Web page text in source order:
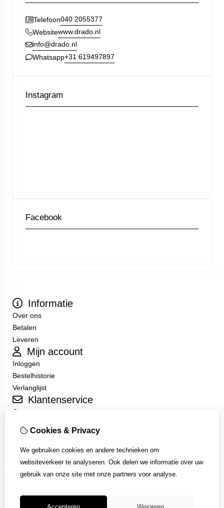
Telefoon040 2055377
Websitewww.drado.nl
info@drado.nl
Whatsapp+31 619497897
Instagram
Facebook
Informatie
Over ons
Betalen
Leveren
Mijn account
Inloggen
Bestelhistorie
Verlanglijst
Klantenservice
Contact
Algemene Voorwaarden
Cookies & Privacy
We gebruiken cookies en andere technieken om
websiteverkeer te analyseren. Ook delen we informatie over uw
gebruik van onze site met onze partners voor analyse.